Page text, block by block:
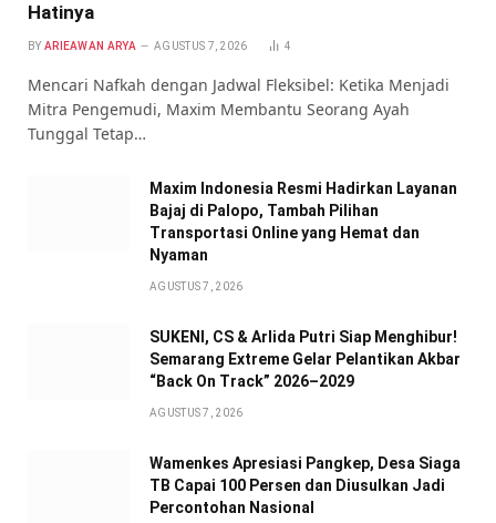
Hatinya
BY ARIEAWAN ARYA AGUSTUS 7, 2026 4
Mencari Nafkah dengan Jadwal Fleksibel: Ketika Menjadi
Mitra Pengemudi, Maxim Membantu Seorang Ayah
Tunggal Tetap…
Maxim Indonesia Resmi Hadirkan Layanan
Bajaj di Palopo, Tambah Pilihan
Transportasi Online yang Hemat dan
Nyaman
AGUSTUS 7, 2026
SUKENI, CS & Arlida Putri Siap Menghibur!
Semarang Extreme Gelar Pelantikan Akbar
“Back On Track” 2026–2029
AGUSTUS 7, 2026
Wamenkes Apresiasi Pangkep, Desa Siaga
TB Capai 100 Persen dan Diusulkan Jadi
Percontohan Nasional